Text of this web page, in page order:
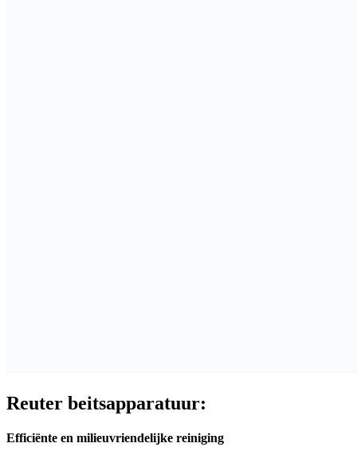
Reuter beitsapparatuur:
Efficiënte en milieuvriendelijke reiniging